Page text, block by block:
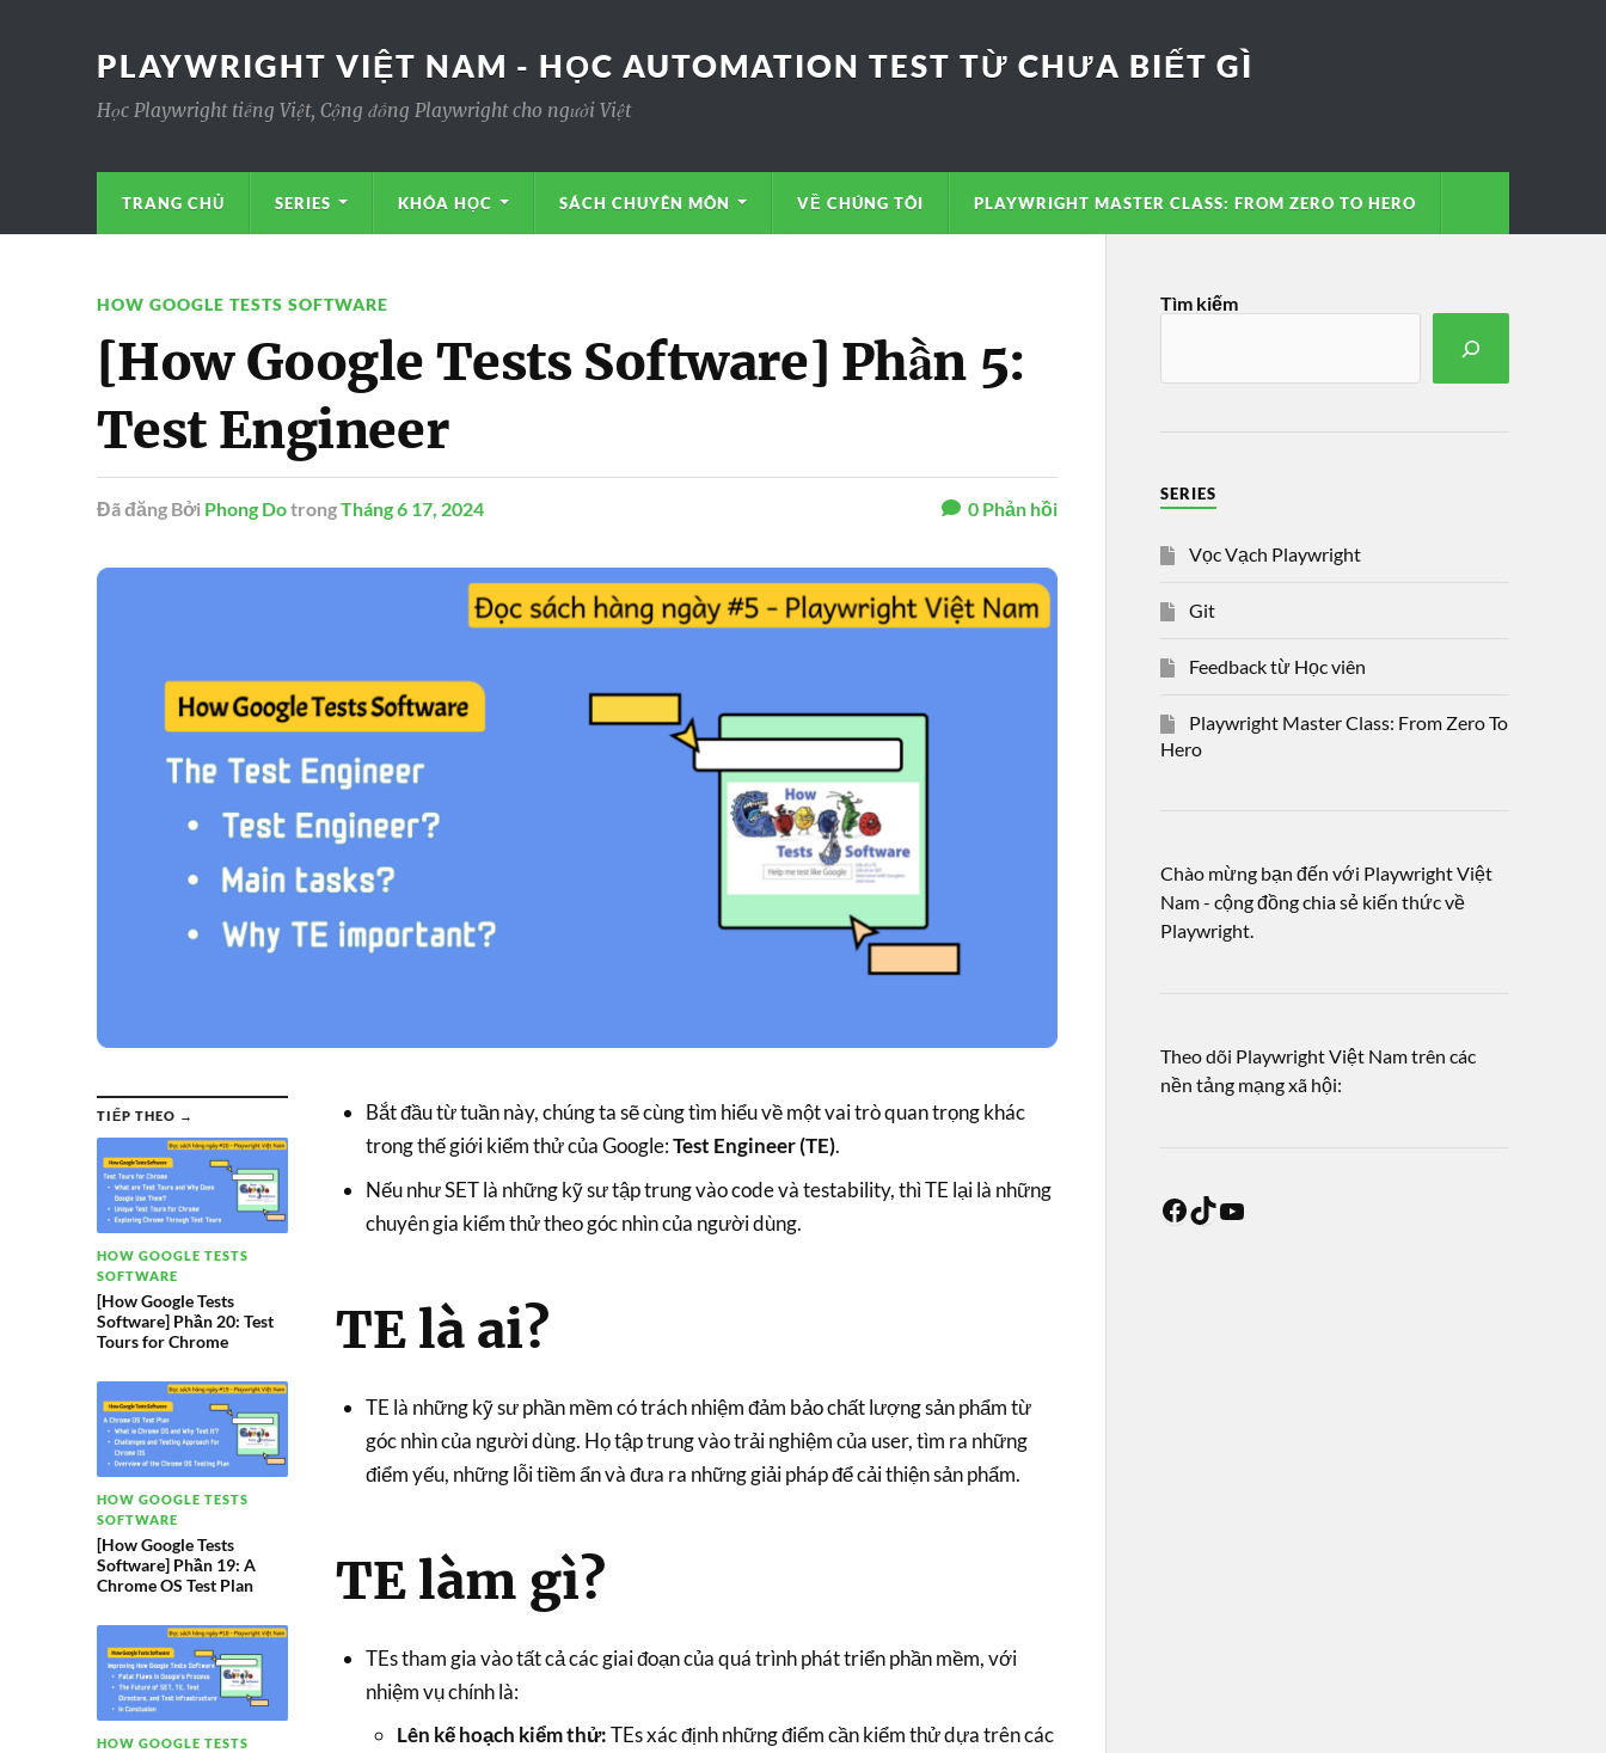
PLAYWRIGHT VIỆT NAM - HỌC AUTOMATION TEST TỪ CHƯA BIẾT GÌ
Học Playwright tiếng Việt, Cộng đồng Playwright cho người Việt
TRANG CHỦ SERIES KHÓA HỌC SÁCH CHUYÊN MÔN VỀ CHÚNG TÔI PLAYWRIGHT MASTER CLASS: FROM ZERO TO HERO
HOW GOOGLE TESTS SOFTWARE
[How Google Tests Software] Phần 5:
Test Engineer
Đã đăng Bởi Phong DotrongTháng 6 17, 2024 0Phản hồi
TIẾP THEO →
HOW GOOGLE TESTS
SOFTWARE
[How Google Tests
Software] Phần 20: Test
Tours for Chrome
HOW GOOGLE TESTS
SOFTWARE
[How Google Tests
Software] Phần 19: A
Chrome OS Test Plan
HOW GOOGLE TESTS
Bắt đầu từ tuần này, chúng ta sẽ cùng tìm hiểu về một vai trò quan trọng khác
trong thế giới kiểm thử của Google:Test Engineer (TE).
Nếu như SET là những kỹ sư tập trung vào code và testability, thì TE lại là những
chuyên gia kiểm thử theo góc nhìn của người dùng.
TE là ai?
TE là những kỹ sư phần mềm có trách nhiệm đảm bảo chất lượng sản phẩm từ
góc nhìn của người dùng. Họ tập trung vào trải nghiệm của user, tìm ra những
điểm yếu, những lỗi tiềm ẩn và đưa ra những giải pháp để cải thiện sản phẩm.
TE làm gì?
TEs tham gia vào tất cả các giai đoạn của quá trình phát triển phần mềm, với
nhiệm vụ chính là:
Lên kế hoạch kiểm thử:TEs xác định những điểm cần kiểm thử dựa trên các
Tìm kiếm
SERIES
Vọc Vạch Playwright
Git
Feedback từ Học viên
Playwright Master Class: From Zero To
Hero
Chào mừng bạn đến với Playwright Việt
Nam - cộng đồng chia sẻ kiến thức về
Playwright.
Theo dõi Playwright Việt Nam trên các
nền tảng mạng xã hội: